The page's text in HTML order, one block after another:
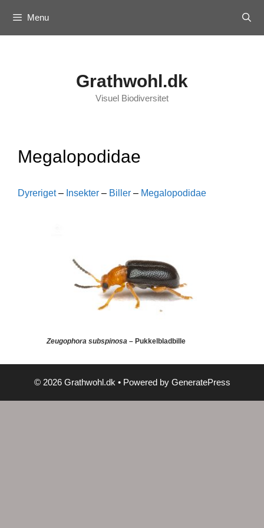
content
Menu
Grathwohl.dk
Visuel Biodiversitet
Megalopodidae
Dyreriget– Insekter – Biller – Megalopodidae
Zeugophora subspinosa – Pukkelbladbille
© 2026 Grathwohl.dk • Powered by GeneratePress